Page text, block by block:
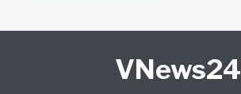
VNews24